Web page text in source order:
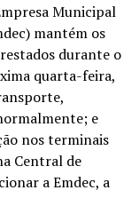
Municipal
mantém os
durante o
quarta-feira,
e
nos terminais
Central de
a Emdec, a